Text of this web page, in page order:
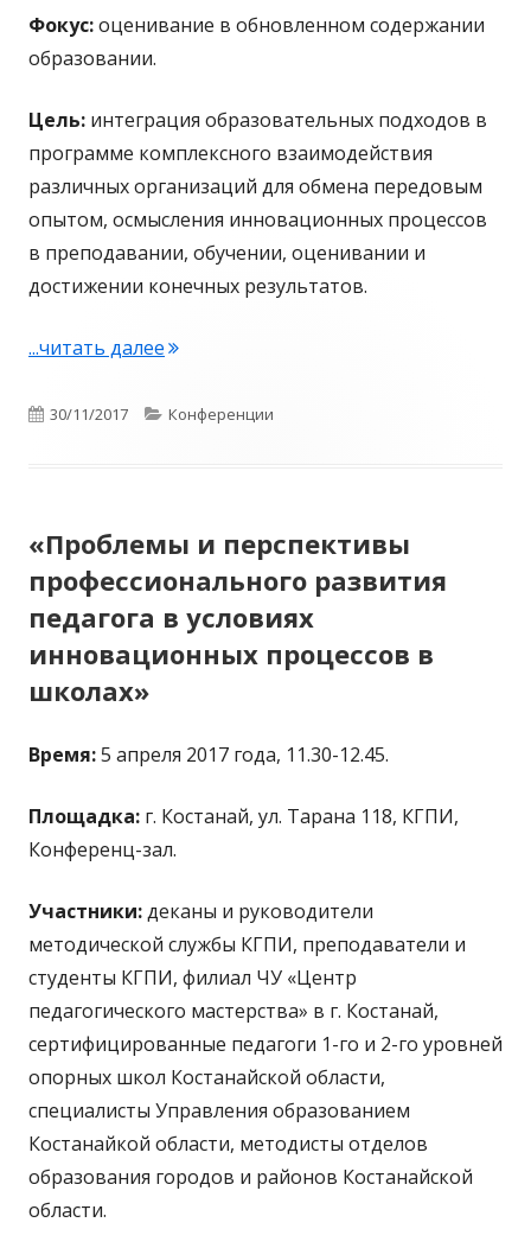
Фокус:оценивание в обновленном содержании
образовании.
Цель: интеграция образовательных подходов в
программе комплексного взаимодействия
различных организаций для обмена передовым
опытом, осмысления инновационных процессов
в преподавании, обучении, оценивании и
достижении конечных результатов.
...читать далее"«Взаимодействие педвуза и школы
Опубликовано
30/11/2017 Рубрики
Конференции
«Проблемы и перспективы
профессионального развития
педагога в условиях
инновационных процессов в
школах»
Время:5 апреля 2017 года, 11.30-12.45.
Площадка: г. Костанай, ул. Тарана 118, КГПИ,
Конференц-зал.
Участники:деканы и руководители
методической службы КГПИ, преподаватели и
студенты КГПИ, филиал ЧУ «Центр
педагогического мастерства» в г. Костанай,
сертифицированные педагоги 1-го и 2-го уровней
опорных школ Костанайской области,
специалисты Управления образованием
Костанайкой области, методисты отделов
образования городов и районов Костанайской
области.